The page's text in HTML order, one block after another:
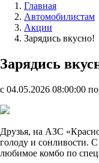
Главная
Автомобилистам
Акции
Зарядись вкусно!
Зарядись
c 04.05.2026 08:00:00
Друзья, на АЗС
голоду и сонливости.
любимое комбо по